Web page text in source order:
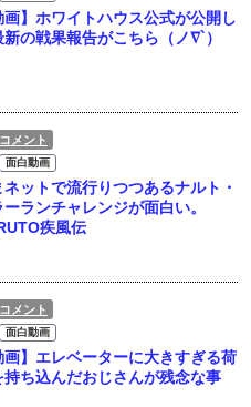
画】ホワイトハウス公式が公開し
新の戦果報告がこちら（ノ∇`）
コメント
面白動画
ネットで流行りつつあるナルト・
ーランチャレンジが面白い。
疾風伝
コメント
面白動画
画】エレベーターに大きすぎる荷
持ち込んだおじさんが残念な事